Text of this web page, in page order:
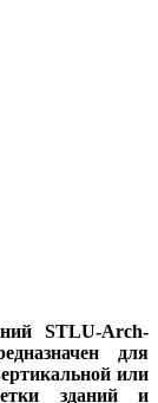
STLU-Arch-
для
или
зданий и